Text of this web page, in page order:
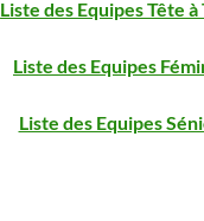
Liste des Equipes Tête à
Liste des Equipes
Liste des Equipes